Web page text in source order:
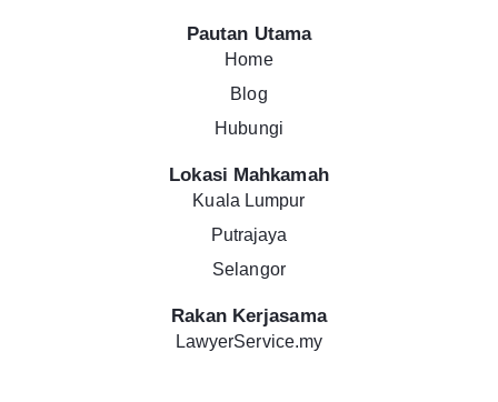
Pautan Utama
Home
Blog
Hubungi
Lokasi Mahkamah
Kuala Lumpur
Putrajaya
Selangor
Rakan Kerjasama
LawyerService.my